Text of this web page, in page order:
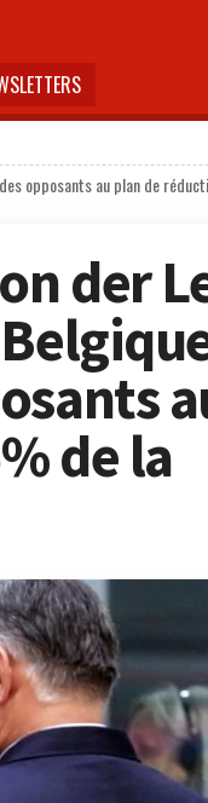
opposants au plan de
der
de la